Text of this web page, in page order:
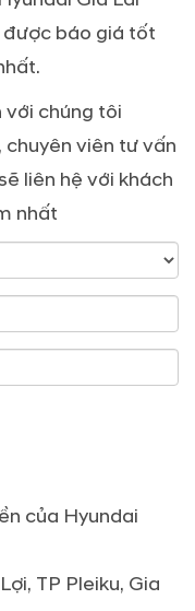
báo giá tốt
với chúng tôi
viên tư vấn
liên hệ với khách
nhất
của Hyundai
TP Pleiku, Gia